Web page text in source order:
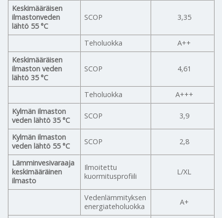
Keskimääräisen
ilmastonveden
lähtö 55 °C
SCOP 3,35
Teholuokka
A++
Keskimääräisen
ilmaston veden
lähtö 35 °C
SCOP 4,61
Teholuokka
A+++
Kylmän ilmaston
veden lähtö 35 °C
SCOP 3,9
Kylmän ilmaston
veden lähtö 55 °C
SCOP 2,8
Lämminvesivaraaja
keskimääräinen
ilmasto
Ilmoitettu
kuormitusprofiili
L/XL
Vedenlämmityksen
energiateholuokka
A+